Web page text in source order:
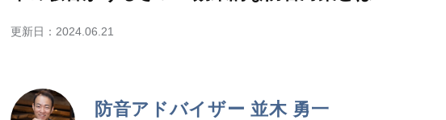
更新日： 2024.06.21
防音アドバイザー 並木 勇一